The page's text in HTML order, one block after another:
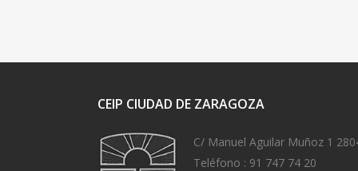
CEIP CIUDAD DE ZARAGOZA
C/ Manuel Aguilar Muñoz 1
Teléfono : 91 747 74 20